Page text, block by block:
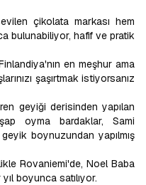
çikolata markası hem
bulunabiliyor, hafif ve pratik
en meşhur ama
şaşırtmak istiyorsanız
geyiği derisinden yapılan
oyma bardaklar, Sami
boynuzundan yapılmış
Rovaniemi'de, Noel Baba
boyunca satılıyor.